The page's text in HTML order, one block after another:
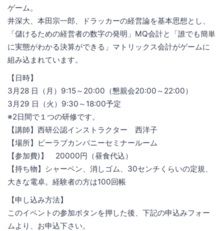
ゲーム。
井深大、本田宗一郎、ドラッカーの経営論を基本思想とし、
「儲けるための経営者の数字の発明」MQ会計と「誰でも簡単
に実態がわかる決算ができる」マトリックス会計がゲームに
組み込まれています。
【日時】
3月28 日（月）9:15～20:00（懇親会20:00～22:00）
3月29 日（火）9:30～18:00予定
※2日間で１つの研修です。
【講師】西研公認インストラクター 西洋子
【場所】ビーラブカンパニーセミナールーム
【参加費)】 20000円（昼食代込）
【持ち物】シャーペン、消しゴム、30センチくらいの定規、
大きな電卓。経験者の方は100回帳
【申し込み方法】
このイベントの参加ボタンを押した後、下記の申込みフォー
ムより、お申込下さい。